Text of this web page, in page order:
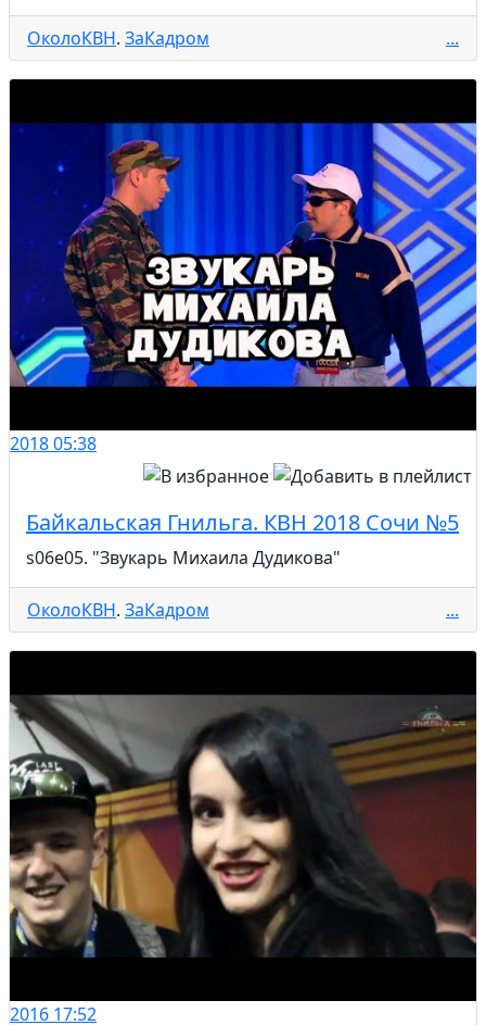
ОколоКВН. ЗаКадром ...
201805:38
Байкальская Гнильга. КВН 2018 Сочи №5
s06e05. "Звукарь Михаила Дудикова"
ОколоКВН. ЗаКадром ...
2016 17:52